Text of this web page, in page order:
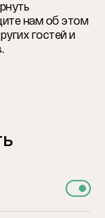
нам об этом
гостей и